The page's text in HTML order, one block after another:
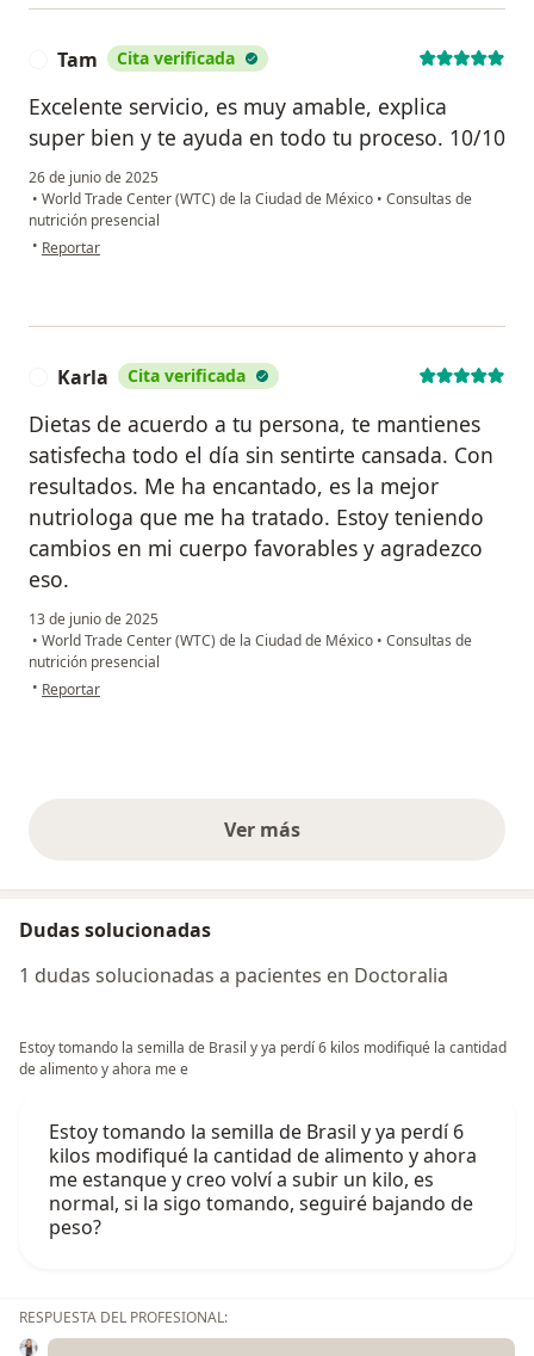
Tam Cita verificada
Excelente servicio, es muy amable, explica
super bien y te ayuda en todo tu proceso. 10/10
26 de junio de 2025
• World Trade Center (WTC) de la Ciudad de México • Consultas de
nutrición presencial
• en opinión del usuario Tam
Reportar
Karla Cita verificada
Dietas de acuerdo a tu persona, te mantienes
satisfecha todo el día sin sentirte cansada. Con
resultados. Me ha encantado, es la mejor
nutriologa que me ha tratado. Estoy teniendo
cambios en mi cuerpo favorables y agradezco
eso.
13 de junio de 2025
• World Trade Center (WTC) de la Ciudad de México • Consultas de
nutrición presencial
• en opinión del usuario Karla
Reportar
Ver másopiniones anteriores
Dudas solucionadas
1 dudas solucionadas a pacientes en Doctoralia
Estoy tomando la semilla de Brasil y ya perdí 6 kilos modifiqué la cantidad
de alimento y ahora me e
Estoy tomando la semilla de Brasil y ya perdí 6
kilos modifiqué la cantidad de alimento y ahora
me estanque y creo volví a subir un kilo, es
normal, si la sigo tomando, seguiré bajando de
peso?
RESPUESTA DEL PROFESIONAL: